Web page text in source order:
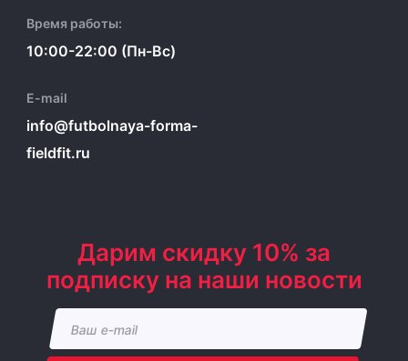
Время работы:
10:00-22:00 (Пн-Вс)
E-mail
info@futbolnaya-forma-
fieldfit.ru
Дарим скидку 10% за
подписку на наши новости